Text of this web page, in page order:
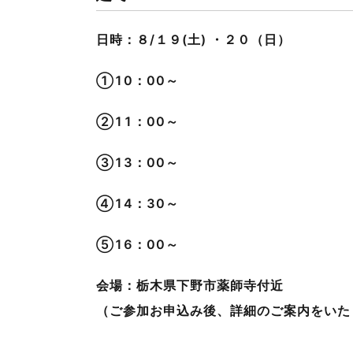
日時：８/１９(土) ・２０（日）
①10：00～
➁11：00～
➂13：00～
④14：30～
⑤16：00～
会場：栃木県下野市薬師寺付近
（ご参加お申込み後、詳細のご案内をい